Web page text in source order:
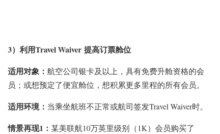
3）利用Travel Waiver 提高订票舱位
适用对象： 航空公司银卡及以上，具有免费升舱资格的会
员；或想预定了便宜舱位，想积累更多里程的所有会员。
适用环境： 当乘坐航班不正常或航司签发Travel Waiver时。
情景再现1： 某美联航10万英里级别（1K）会员购买了